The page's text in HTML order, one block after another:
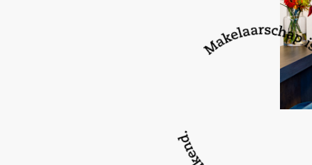
– Mandelige parkeerstraat: € 12,50 per maand
Heeft u interesse om deze woning vrijblijvend
Wij nodigen u van harte uit om op uw gemak
kijken! Maak eenvoudig een afspraak door ons